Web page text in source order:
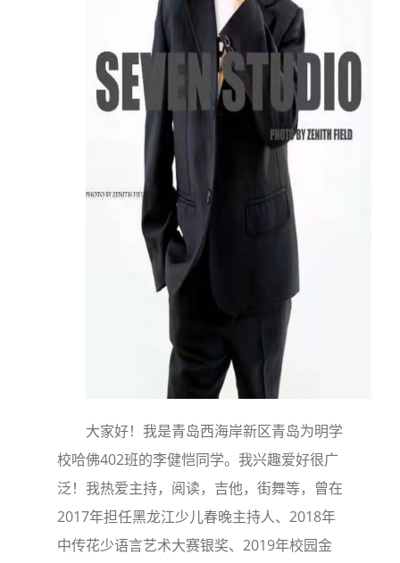
大家好！我是青岛西海岸新区青岛为明学
校哈佛402班的李健恺同学。我兴趣爱好很广
泛！我热爱主持，阅读，吉他，街舞等，曾在
2017年担任黑龙江少儿春晚主持人、2018年
中传花少语言艺术大赛银奖、2019年校园金